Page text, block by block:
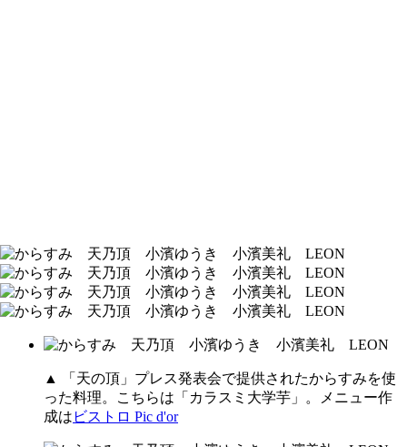
▲ 「天の頂」プレス発表会で提供されたからすみを使
った料理。こちらは「カラスミ大学芋」。メニュー作
成は ビストロ Pic d'or